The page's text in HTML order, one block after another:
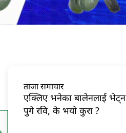
ताजा समाचार
एक्लिए भनेका बालेनलाई भेट्न
पुगे रवि, के भयो कुरा ?